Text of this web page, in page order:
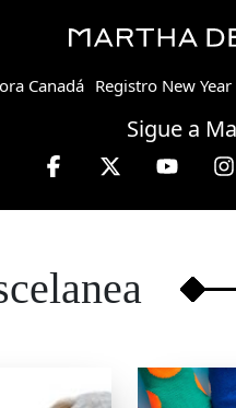
Canadá Registro New Year
Sigue a
en W, lunes a viernes